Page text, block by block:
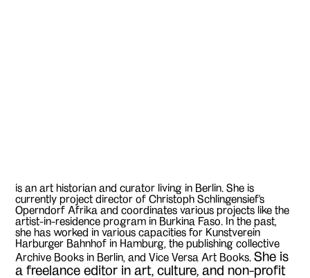
is an art historian and curator living in Berlin. She is
currently project director of Christoph Schlingensief's
Operndorf Afrika and coordinates various projects like the
artist-in-residence program in Burkina Faso. In the past,
she has worked in various capacities for Kunstverein
Harburger Bahnhof in Hamburg, the publishing collective
Archive Books in Berlin, and Vice Versa Art Books.She is
a freelance editor in art, culture, and non-profit